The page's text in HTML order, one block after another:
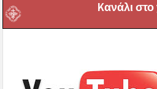
Kανάλι στο